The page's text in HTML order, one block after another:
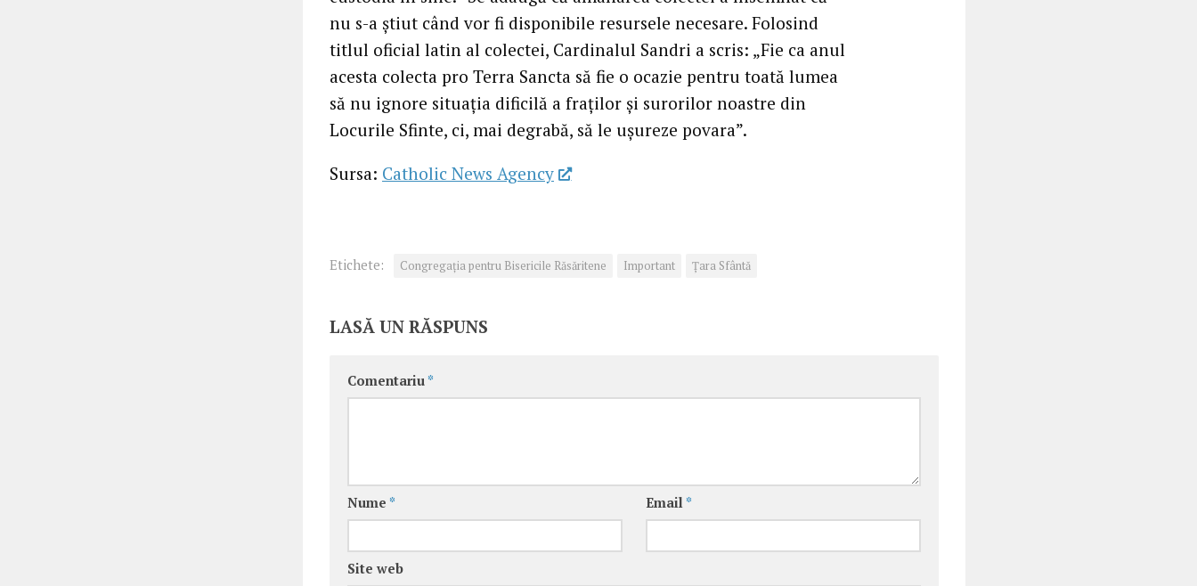
nu s-a știut când vor fi disponibile resursele necesare. Folosind
titlul oficial latin al colectei, Cardinalul Sandri a scris: „Fie ca anul
acesta colecta pro Terra Sancta să fie o ocazie pentru toată lumea
să nu ignore situația dificilă a fraților și surorilor noastre din
Locurile Sfinte, ci, mai degrabă, să le ușureze povara”.
Sursa: Catholic News Agency
Etichete: Congregaţia pentru Bisericile Răsăritene Important Ţara Sfântă
LASĂ UN RĂSPUNS
Comentariu *
Nume * Email *
Site web